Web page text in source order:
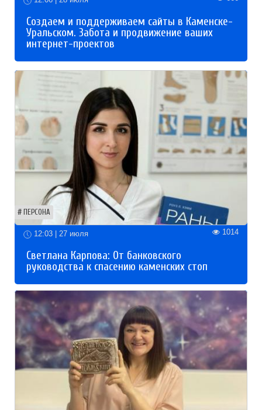
Создаем и поддерживаем сайты в Каменске-
Уральском. Забота и продвижение ваших
интернет-проектов
ПЕРСОНА
12:03 | 27 июля 1014
Светлана Карпова: От банковского
руководства к спасению каменских стоп